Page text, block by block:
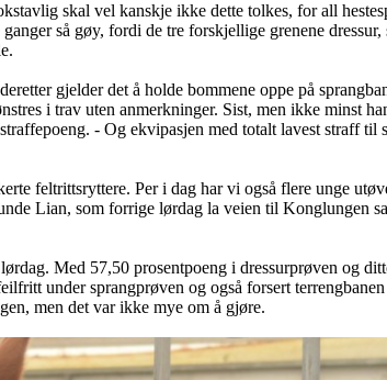
skal vel kanskje ikke dette tolkes, for all
så gøy, fordi de tre forskjellige grenene
gjelder det å holde bommene oppe på
i trav uten anmerkninger. Sist, men ikke minst
- Og ekvipasjen med totalt lavest straff til
feltrittsryttere. Per i dag har vi også flere unge
Lian, som forrige lørdag la veien til Konglungen
Med 57,50 prosentpoeng i dressurprøven og
under sprangprøven og også forsert
men det var ikke mye om å gjøre.